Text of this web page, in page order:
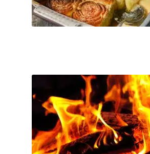
Ticket buchen
27 November
Fr. 27.11.2026
0
€
–
100
€
3 Gang Menü - 100% biologisch, gezaubert
Holzbackofens inklusive Aperitif, Wasser,
Getränke ...